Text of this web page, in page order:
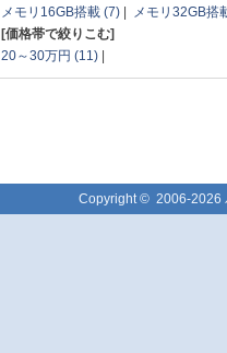
メモリ16GB搭載 (7)
メモリ32GB搭
[価格帯で絞りこむ]
20～30万円 (11)
Copyright © 2006-2026